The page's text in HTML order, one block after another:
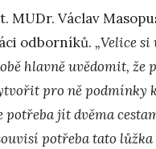
Václav
odborníků. „Velice
hlavně uvědomit, že
pro ně podmínky
jít dvěma
potřeba tato